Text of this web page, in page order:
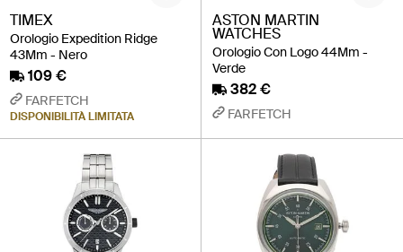
TIMEX
Orologio Expedition Ridge
43Mm - Nero
109 €
FARFETCH
DISPONIBILITÀ LIMITATA
ASTON MARTIN
WATCHES
Orologio Con Logo 44Mm -
Verde
382 €
FARFETCH